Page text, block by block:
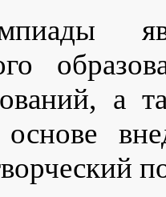
а